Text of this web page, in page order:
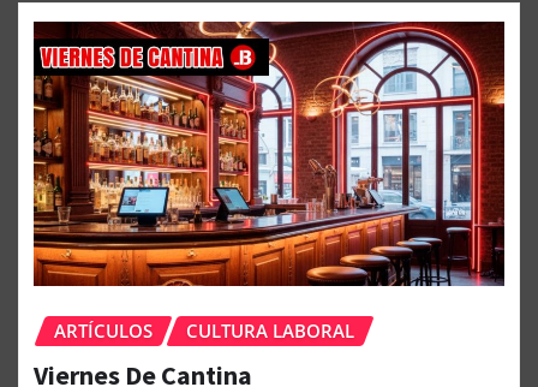
ARTÍCULOS CULTURA LABORAL
Viernes De Cantina